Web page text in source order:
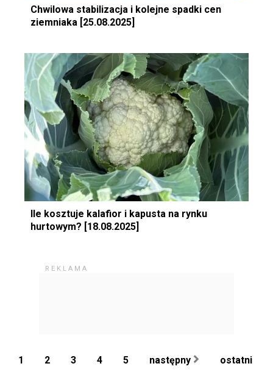
Chwilowa stabilizacja i kolejne spadki cen
ziemniaka [25.08.2025]
Ile kosztuje kalafior i kapusta na rynku
hurtowym? [18.08.2025]
1 2 3 4 5 następny ostatni